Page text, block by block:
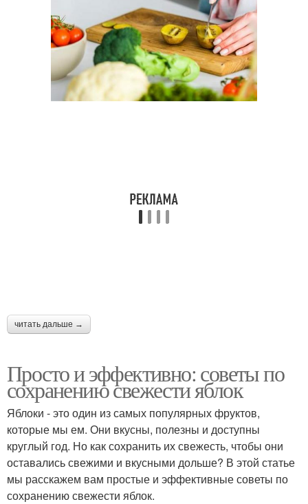
читать дальше →
Просто и эффективно: советы по
сохранению свежести яблок
Яблоки - это один из самых популярных фруктов,
которые мы ем. Они вкусны, полезны и доступны
круглый год. Но как сохранить их свежесть, чтобы они
оставались свежими и вкусными дольше? В этой статье
мы расскажем вам простые и эффективные советы по
сохранению свежести яблок.